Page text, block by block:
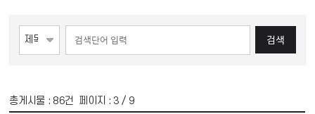
검색
총게시물 : 86건 페이지 : 3 / 9